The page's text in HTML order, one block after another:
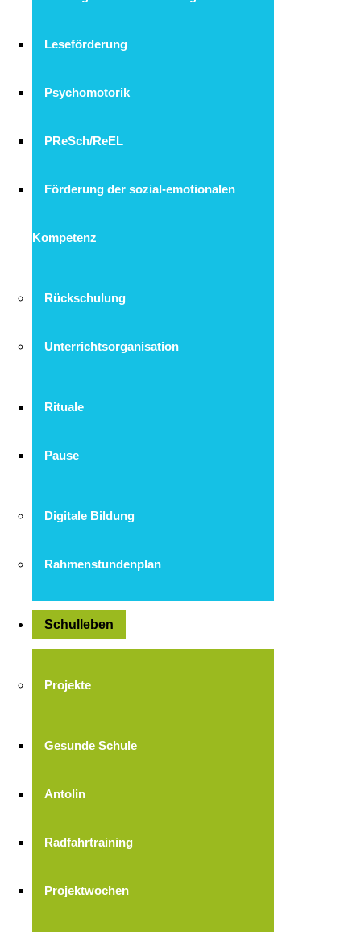
Leseförderung
Psychomotorik
PReSch/ReEL
Förderung der sozial-emotionalen
Kompetenz
Rückschulung
Unterrichtsorganisation
Rituale
Pause
Digitale Bildung
Rahmenstundenplan
Schulleben
Projekte
Gesunde Schule
Antolin
Radfahrtraining
Projektwochen